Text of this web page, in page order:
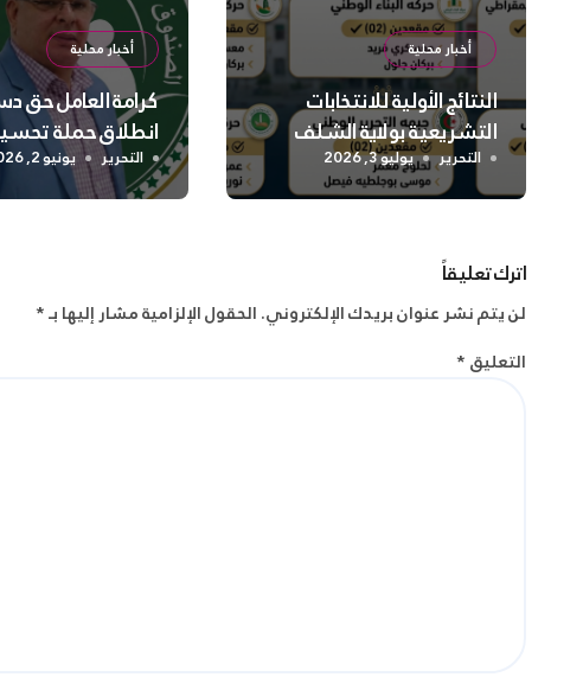
أخبار محلية
النتائج الأولية للانتخابات
التشريعية بولاية الشلف
التحرير يوليو 3, 2026
أخبار محلية
كرامة العامل حق
انطلاق حملة
واسعة لتعزيز
الجسدية
التحرير يونيو 2, 2026
اترك تعليقاً
لن يتم نشر عنوان بريدك الإلكتروني.الحقول الإلزامية مشار إليها بـ*
التعليق*